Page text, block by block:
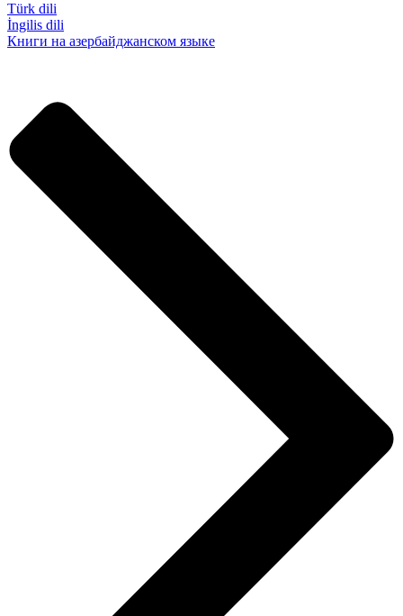
Türk dili
İngilis dili
Книги на азербайджанском языке